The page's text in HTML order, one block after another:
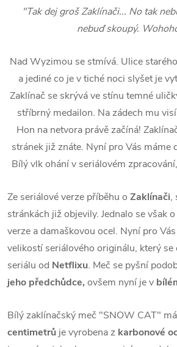
"Tak dej groš Zaklínači... No tak
nebuď skoupý.
Nad Wyzimou se stmívá. Ulice
a jediné co je v tiché noci slyšet je
Zaklínač se skrývá ve stínu temné
stříbrný medailon. Na zádech mu
Hon na netvora právě začíná!
stránek již znáte. Nyní pro Vás máme
Bílý vlk ohání v seriálovém
Ze seriálové verze příběhu o Zaklínači,
stránkách již objevily. Jednalo se však
verze a damaškovou ocel. Nyní pro
velikostí seriálového originálu, který se
seriálu od Netflixu. Meč se pyšní
jeho předchůdce, ovšem nyní je v
Bílý zaklínačský meč "SNOW CAT"
centimetrů je vyrobena z karbonové